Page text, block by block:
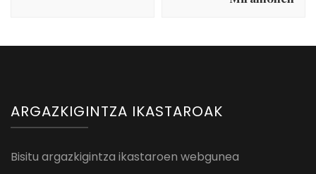
ARGAZKIGINTZA IKASTAROAK
Bisitu argazkigintza ikastaroen webgunea